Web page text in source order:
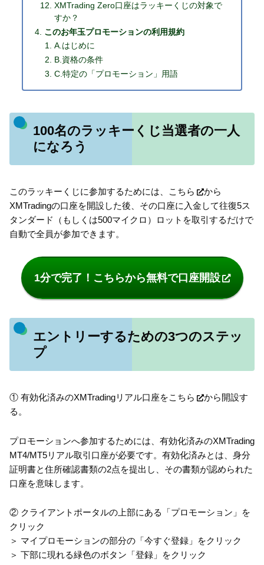
XMTrading Zero口座はラッキーくじの対象で
すか？
このお年玉プロモーションの利用規約
A.はじめに
B.資格の条件
C.特定の「プロモーション」用語
100名のラッキーくじ当選者の一人
になろう
このラッキーくじに参加するためには、 こちら
から
XMTradingの口座を開設した後、その口座に入金して往復5ス
タンダード（もしくは500マイクロ）ロットを取引するだけで
自動で全員が参加できます。
1分で完了！こちらから無料で口座開設
エントリーするための3つのステッ
プ
① 有効化済みのXMTradingリアル口座をこちら
から開設す
る。
プロモーションへ参加するためには、有効化済みのXMTrading
MT4/MT5リアル取引口座が必要です。有効化済みとは、身分
証明書と住所確認書類の2点を提出し、その書類が認められた
口座を意味します。
② クライアントポータルの上部にある「プロモーション」を
クリック
＞ マイプロモーションの部分の「今すぐ登録」をクリック
＞ 下部に現れる緑色のボタン「登録」をクリック